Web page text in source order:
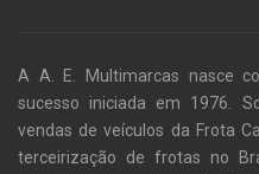
A A. E. Multimarcas nasce
sucesso iniciada em 1976.
vendas de veículos da Frota
terceirização de frotas no